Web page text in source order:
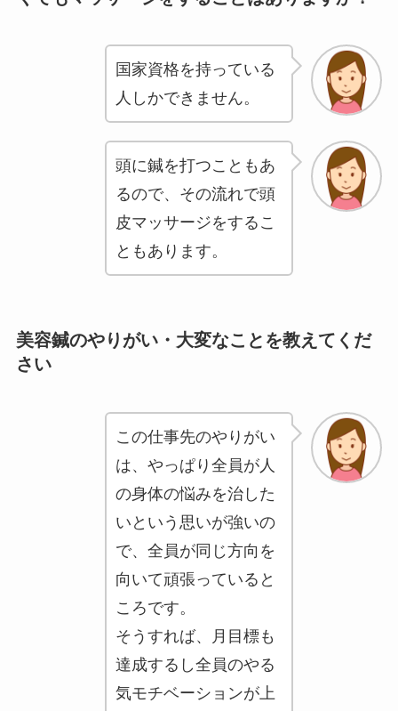
国家資格を持っている
人しかできません。
頭に鍼を打つこともあ
るので、その流れで頭
皮マッサージをするこ
ともあります。
美容鍼のやりがい・大変なことを教えてくだ
さい
この仕事先のやりがい
は、やっぱり全員が人
の身体の悩みを治した
いという思いが強いの
で、全員が同じ方向を
向いて頑張っていると
ころです。
そうすれば、月目標も
達成するし全員のやる
気モチベーションが上